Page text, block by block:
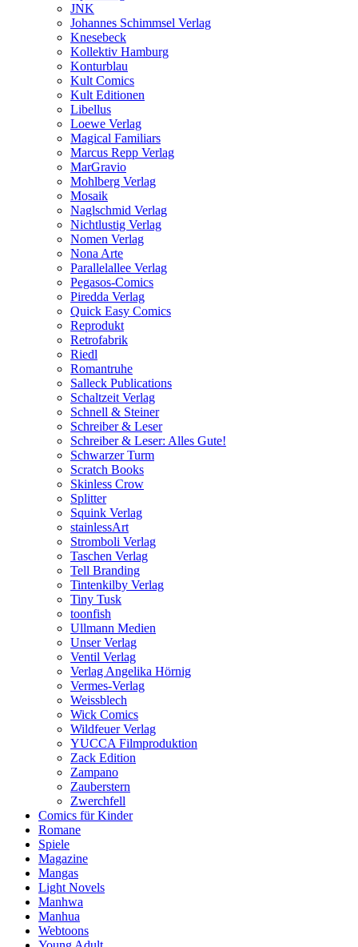
JNK
Johannes Schimmsel Verlag
Knesebeck
Kollektiv Hamburg
Konturblau
Kult Comics
Kult Editionen
Libellus
Loewe Verlag
Magical Familiars
Marcus Repp Verlag
MarGravio
Mohlberg Verlag
Mosaik
Naglschmid Verlag
Nichtlustig Verlag
Nomen Verlag
Nona Arte
Parallelallee Verlag
Pegasos-Comics
Piredda Verlag
Quick Easy Comics
Reprodukt
Retrofabrik
Riedl
Romantruhe
Salleck Publications
Schaltzeit Verlag
Schnell & Steiner
Schreiber & Leser
Schreiber & Leser: Alles Gute!
Schwarzer Turm
Scratch Books
Skinless Crow
Splitter
Squink Verlag
stainlessArt
Stromboli Verlag
Taschen Verlag
Tell Branding
Tintenkilby Verlag
Tiny Tusk
toonfish
Ullmann Medien
Unser Verlag
Ventil Verlag
Verlag Angelika Hörnig
Vermes-Verlag
Weissblech
Wick Comics
Wildfeuer Verlag
YUCCA Filmproduktion
Zack Edition
Zampano
Zauberstern
Zwerchfell
Comics für Kinder
Romane
Spiele
Magazine
Mangas
Light Novels
Manhwa
Manhua
Webtoons